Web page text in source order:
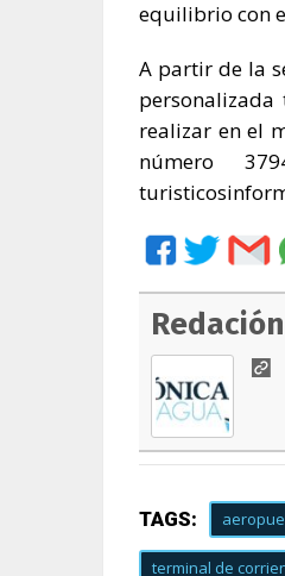
equilibrio con
A partir de la
realizar en el
número
TAGS:
terminal de